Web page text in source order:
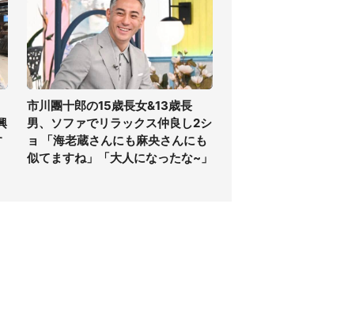
市川團十郎の15歳長女&13歳長
男、ソファでリラックス仲良し2シ
ョ 「海老蔵さんにも麻央さんにも
似てますね」「大人になったな~」